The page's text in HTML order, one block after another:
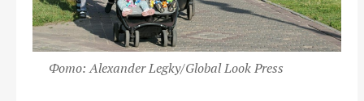
Фото: Alexander Legky/Global Look Press